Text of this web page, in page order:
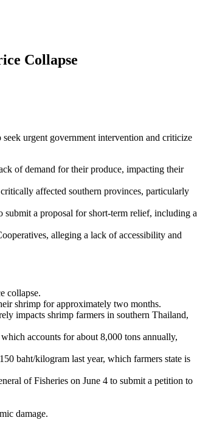
Collapse
urgent government intervention and criticize
of demand for their produce, impacting their
affected southern provinces, particularly
submit a proposal for short-term relief, including a
alleging a lack of accessibility and
collapse.
shrimp for approximately two months.
impacts shrimp farmers in southern Thailand,
accounts for about 8,000 tons annually,
baht/kilogram last year, which farmers state is
of Fisheries on June 4 to submit a petition to
damage.